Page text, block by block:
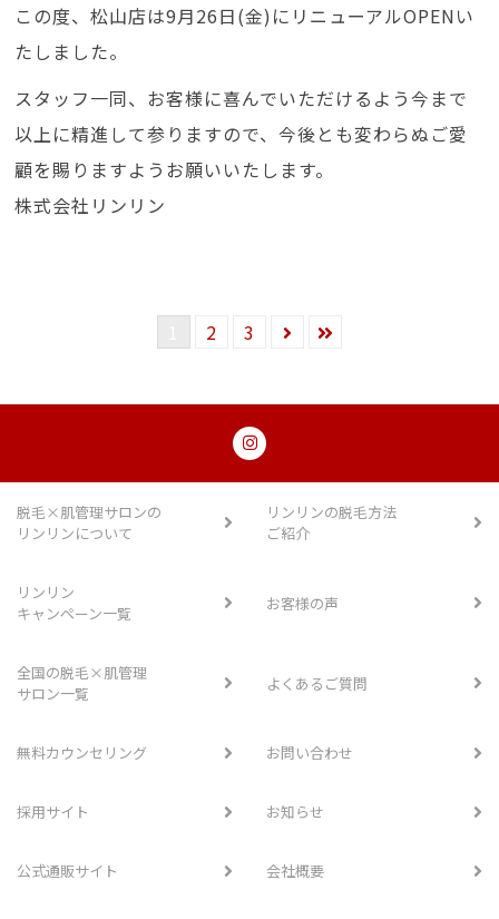
この度、松山店は9月26日(金)にリニューアルOPENい
たしました。
スタッフ一同、お客様に喜んでいただけるよう今まで
以上に精進して参りますので、今後とも変わらぬご愛
顧を賜りますようお願いいたします。
株式会社リンリン
2 3
脱毛×肌管理サロンの
リンリンについて
リンリンの脱毛方法
ご紹介
リンリン
キャンペーン一覧
お客様の声
全国の脱毛×肌管理
サロン一覧
よくあるご質問
無料カウンセリング お問い合わせ
採用サイト お知らせ
公式通販サイト 会社概要